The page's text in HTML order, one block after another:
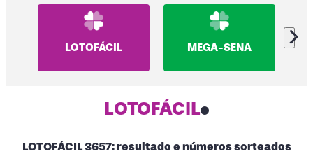
LOTOFÁCIL MEGA-SENA
LOTOFÁCIL
LOTOFÁCIL 3657: resultado e números sorteados